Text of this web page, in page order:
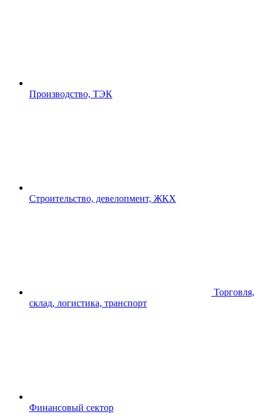
Производство, ТЭК
Строительство, девелопмент, ЖКХ
Торговля,
склад, логистика, транспорт
Финансовый сектор